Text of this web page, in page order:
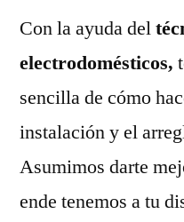
Con la ayuda del
electrodomésticos,
sencilla de cómo
instalación y el
Asumimos darte
ende tenemos a tu